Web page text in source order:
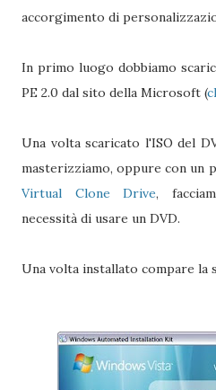
accorgimento di
In primo luogo dobbiamo
PE 2.0 dal sito della Microsoft (
Una volta scaricato l'ISO del
masterizziamo, oppure con un
Virtual Clone Drive,
necessità di usare un DVD.
Una volta installato compare la